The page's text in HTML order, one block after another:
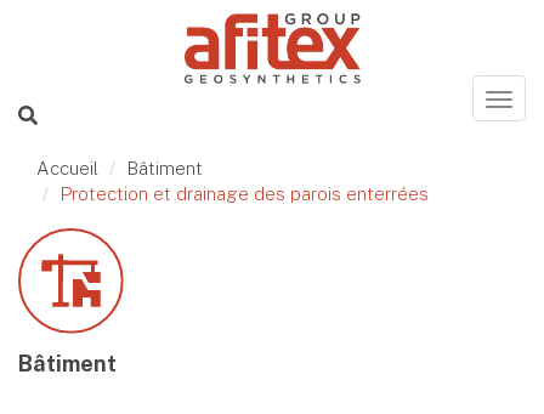
Accueil
Bâtiment
Protection et drainage des parois enterrées
Bâtiment